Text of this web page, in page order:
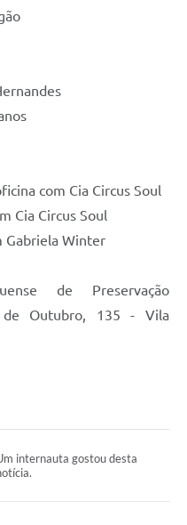
com Cia Circus Soul
Cia Circus Soul
Gabriela Winter
de Preservação
de Outubro, 135 - Vila
internauta gostou desta